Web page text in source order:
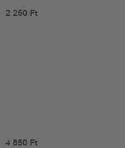
2 250 Ft
4 850 Ft